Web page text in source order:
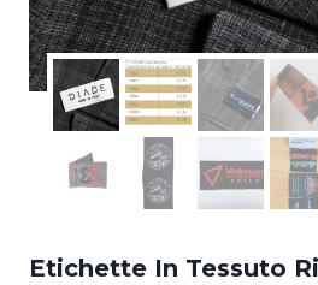
Etichette In Tessuto